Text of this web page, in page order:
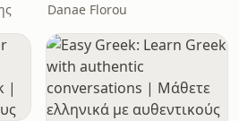
Danae Florou